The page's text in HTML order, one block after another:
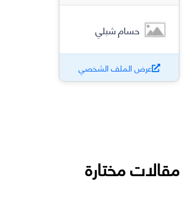
حسام شبلي
عرض الملف الشخصي
مقالات مختارة